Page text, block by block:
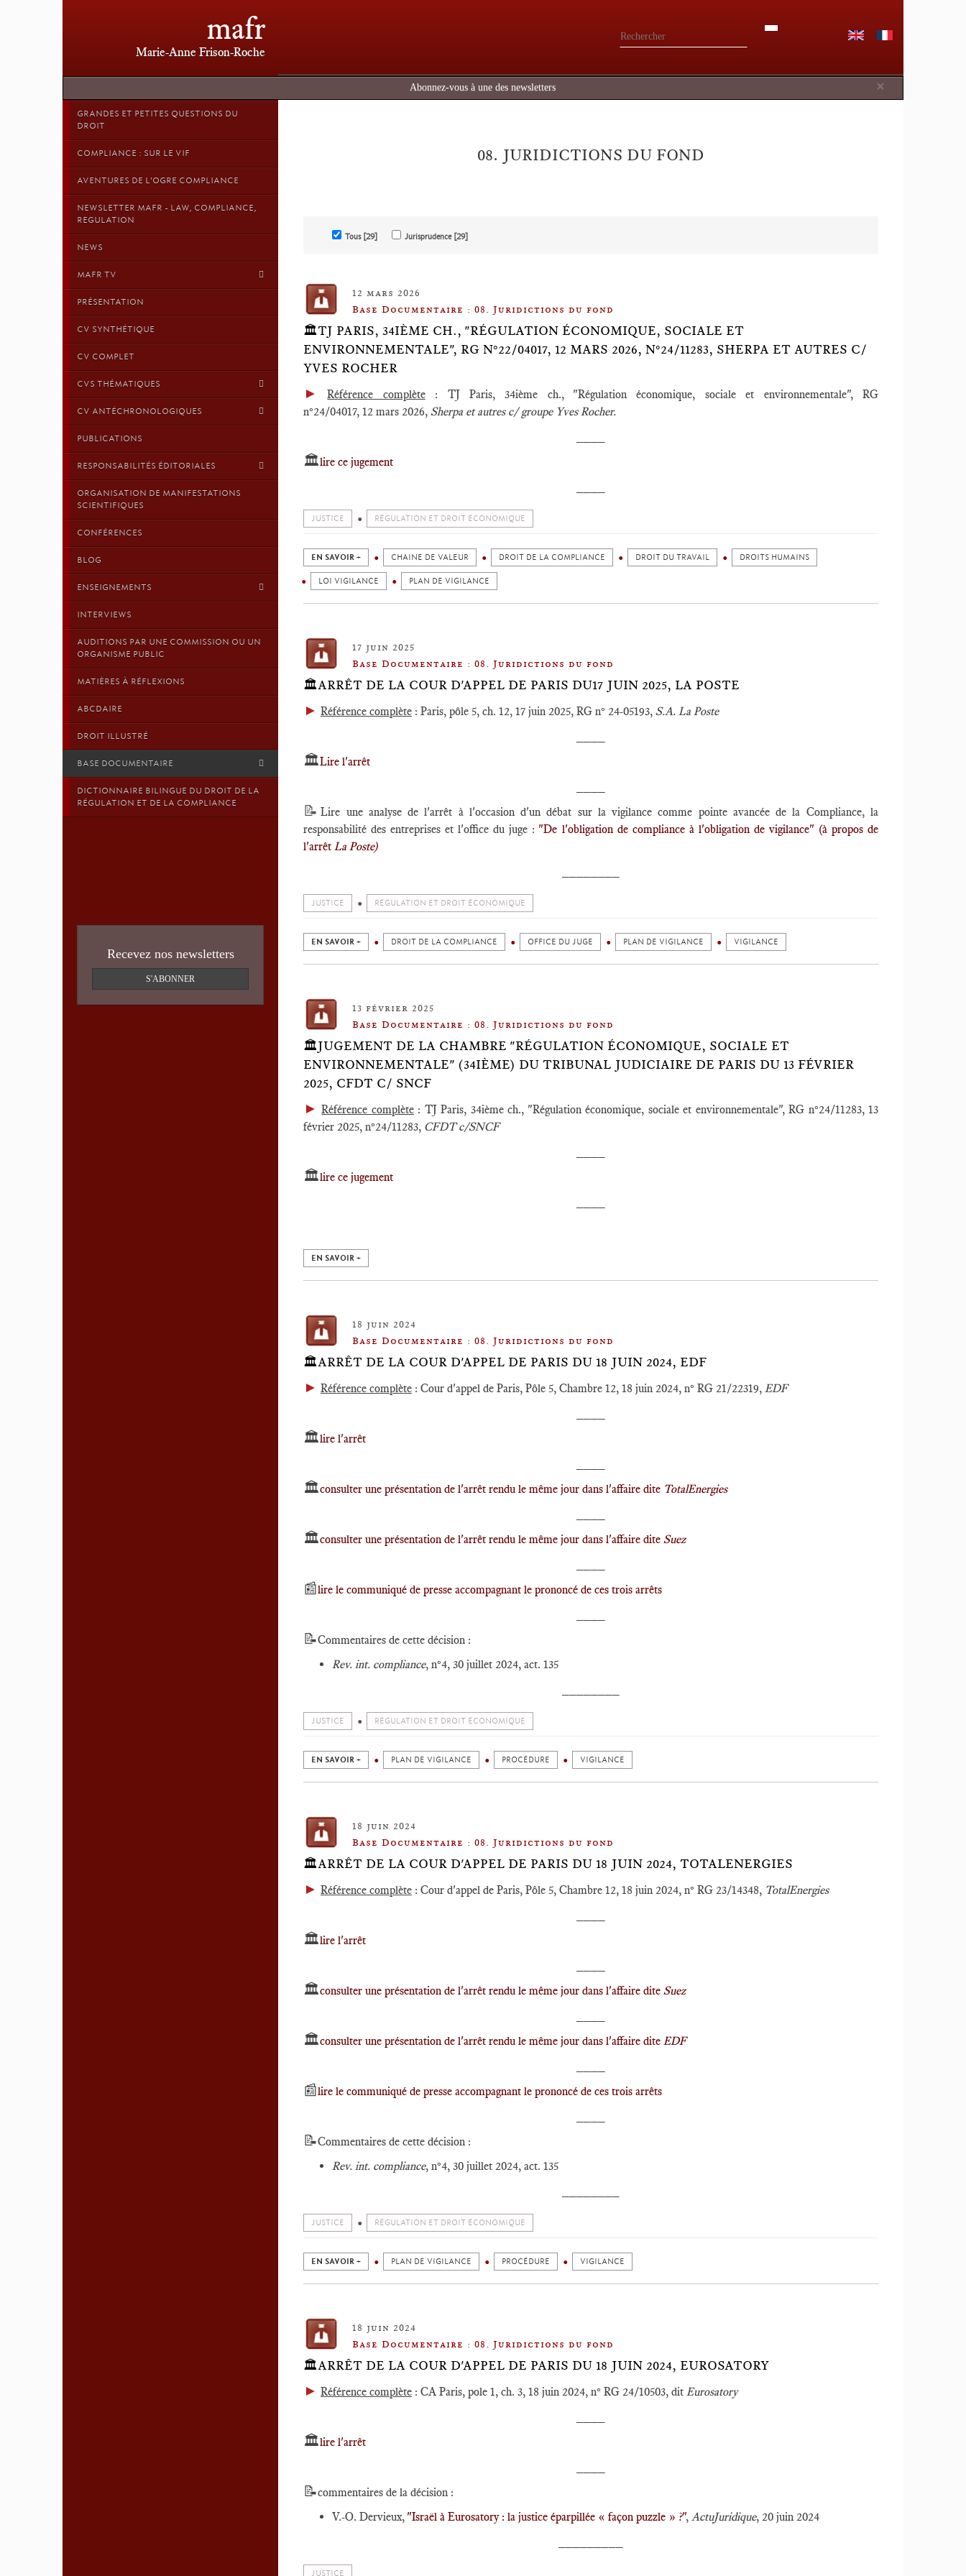
mafr
Marie-Anne Frison-Roche
×
Abonnez-vous à une des newsletters
GRANDES ET PETITES QUESTIONS DU
DROIT
COMPLIANCE : SUR LE VIF
AVENTURES DE L'OGRE COMPLIANCE
NEWSLETTER MAFR - LAW, COMPLIANCE,
REGULATION
NEWS
MAFR TV
PRÉSENTATION
CV SYNTHÉTIQUE
CV COMPLET
CVS THÉMATIQUES
CV ANTÉCHRONOLOGIQUES
PUBLICATIONS
RESPONSABILITÉS ÉDITORIALES
ORGANISATION DE MANIFESTATIONS
SCIENTIFIQUES
CONFÉRENCES
BLOG
ENSEIGNEMENTS
INTERVIEWS
AUDITIONS PAR UNE COMMISSION OU UN
ORGANISME PUBLIC
MATIÈRES À RÉFLEXIONS
ABCDAIRE
DROIT ILLUSTRÉ
BASE DOCUMENTAIRE
DICTIONNAIRE BILINGUE DU DROIT DE LA
RÉGULATION ET DE LA COMPLIANCE
Recevez nos newsletters
S'ABONNER
08. JURIDICTIONS DU FOND
Tous [29] Jurisprudence [29]
12 mars 2026
Base Documentaire : 08. Juridictions du fond
🏛️TJ PARIS, 34IÈME CH., "RÉGULATION ÉCONOMIQUE, SOCIALE ET
ENVIRONNEMENTALE", RG N°22/04017, 12 MARS 2026, N°24/11283, SHERPA ET AUTRES C/
YVES ROCHER
► Référence complète: TJ Paris, 34ième ch., "Régulation économique, sociale et environnementale", RG
n°24/04017, 12 mars 2026, Sherpa et autres c/ groupe Yves Rocher.
🏛️lire ce jugement
JUSTICE RÉGULATION ET DROIT ÉCONOMIQUE
EN SAVOIR + CHAINE DE VALEUR DROIT DE LA COMPLIANCE DROIT DU TRAVAIL DROITS HUMAINS
LOI VIGILANCE PLAN DE VIGILANCE
17 juin 2025
Base Documentaire : 08. Juridictions du fond
🏛️ARRÊT DE LA COUR D'APPEL DE PARIS DU17 JUIN 2025, LA POSTE
► Référence complète : Paris, pôle 5, ch. 12, 17 juin 2025, RG n° 24-05193, S.A. La Poste
🏛️Lire l'arrêt
📝Lire une analyse de l'arrêt à l'occasion d'un débat sur la vigilance comme pointe avancée de la Compliance, la
responsabilité des entreprises et l'office du juge : "De l'obligation de compliance à l'obligation de vigilance" (à propos de
l'arrêt La Poste)
JUSTICE RÉGULATION ET DROIT ÉCONOMIQUE
EN SAVOIR + DROIT DE LA COMPLIANCE OFFICE DU JUGE PLAN DE VIGILANCE VIGILANCE
13 février 2025
Base Documentaire : 08. Juridictions du fond
🏛️JUGEMENT DE LA CHAMBRE "RÉGULATION ÉCONOMIQUE, SOCIALE ET
ENVIRONNEMENTALE" (34IÈME) DU TRIBUNAL JUDICIAIRE DE PARIS DU 13 FÉVRIER
2025, CFDT C/ SNCF
► Référence complète: TJ Paris, 34ième ch., "Régulation économique, sociale et environnementale", RG n°24/11283, 13
février 2025, n°24/11283, CFDT c/SNCF
🏛️lire ce jugement
EN SAVOIR +
18 juin 2024
Base Documentaire : 08. Juridictions du fond
🏛️ARRÊT DE LA COUR D'APPEL DE PARIS DU 18 JUIN 2024, EDF
► Référence complète : Cour d'appel de Paris, Pôle 5, Chambre 12, 18 juin 2024, n° RG 21/22319, EDF
🏛️lire l'arrêt
🏛️consulter une présentation de l'arrêt rendu le même jour dans l'affaire dite TotalEnergies
🏛️consulter une présentation de l'arrêt rendu le même jour dans l'affaire dite Suez
📰lire le communiqué de presse accompagnant le prononcé de ces trois arrêts
📝Commentaires de cette décision :
Rev. int. compliance, n°4, 30 juillet 2024, act. 135
JUSTICE RÉGULATION ET DROIT ÉCONOMIQUE
EN SAVOIR + PLAN DE VIGILANCE PROCÉDURE VIGILANCE
18 juin 2024
Base Documentaire : 08. Juridictions du fond
🏛️ARRÊT DE LA COUR D'APPEL DE PARIS DU 18 JUIN 2024, TOTALENERGIES
► Référence complète : Cour d'appel de Paris, Pôle 5, Chambre 12, 18 juin 2024, n° RG 23/14348, TotalEnergies
🏛️lire l'arrêt
🏛️consulter une présentation de l'arrêt rendu le même jour dans l'affaire dite Suez
🏛️consulter une présentation de l'arrêt rendu le même jour dans l'affaire dite EDF
📰lire le communiqué de presse accompagnant le prononcé de ces trois arrêts
📝Commentaires de cette décision :
Rev. int. compliance, n°4, 30 juillet 2024, act. 135
JUSTICE RÉGULATION ET DROIT ÉCONOMIQUE
EN SAVOIR + PLAN DE VIGILANCE PROCÉDURE VIGILANCE
18 juin 2024
Base Documentaire : 08. Juridictions du fond
🏛️ARRÊT DE LA COUR D'APPEL DE PARIS DU 18 JUIN 2024, EUROSATORY
► Référence complète : CA Paris, pole 1, ch. 3, 18 juin 2024, n° RG 24/10503, dit Eurosatory
🏛️lire l'arrêt
📝commentaires de la décision :
V.-O. Dervieux, "Israël à Eurosatory : la justice éparpillée « façon puzzle » ?", ActuJuridique, 20 juin 2024
JUSTICE